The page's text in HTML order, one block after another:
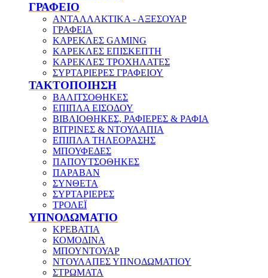
ΓΡΑΦΕΙΟ
ΑΝΤΑΛΛΑΚΤΙΚΑ - ΑΞΕΣΟΥΑΡ
ΓΡΑΦΕΙΑ
ΚΑΡΕΚΛΕΣ GAMING
ΚΑΡΕΚΛΕΣ ΕΠΙΣΚΕΠΤΗ
ΚΑΡΕΚΛΕΣ ΤΡΟΧΗΛΑΤΕΣ
ΣΥΡΤΑΡΙΕΡΕΣ ΓΡΑΦΕΙΟΥ
ΤΑΚΤΟΠΟΙΗΣΗ
ΒΑΛΙΤΣΟΘΗΚΕΣ
ΕΠΙΠΛΑ ΕΙΣΟΔΟΥ
ΒΙΒΛΙΟΘΗΚΕΣ, ΡΑΦΙΕΡΕΣ & ΡΑΦΙΑ
ΒΙΤΡΙΝΕΣ & ΝΤΟΥΛΑΠΙΑ
ΕΠΙΠΛΑ ΤΗΛΕΟΡΑΣΗΣ
ΜΠΟΥΦΕΔΕΣ
ΠΑΠΟΥΤΣΟΘΗΚΕΣ
ΠΑΡΑΒΑΝ
ΣΥΝΘΕΤΑ
ΣΥΡΤΑΡΙΕΡΕΣ
ΤΡΟΛΕΪ
ΥΠΝΟΔΩΜΑΤΙΟ
ΚΡΕΒΑΤΙΑ
ΚΟΜΟΔΙΝΑ
ΜΠΟΥΝΤΟΥΑΡ
ΝΤΟΥΛΑΠΕΣ ΥΠΝΟΔΩΜΑΤΙΟΥ
ΣΤΡΩΜΑΤΑ